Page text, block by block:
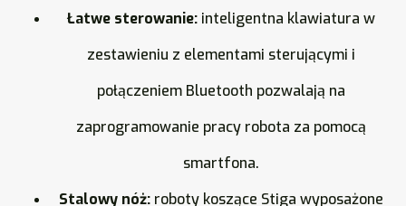
Łatwe sterowanie: inteligentna klawiatura w
zestawieniu z elementami sterującymi i
połączeniem Bluetooth pozwalają na
zaprogramowanie pracy robota za pomocą
smartfona.
Stalowy nóż: roboty koszące Stiga wyposażone